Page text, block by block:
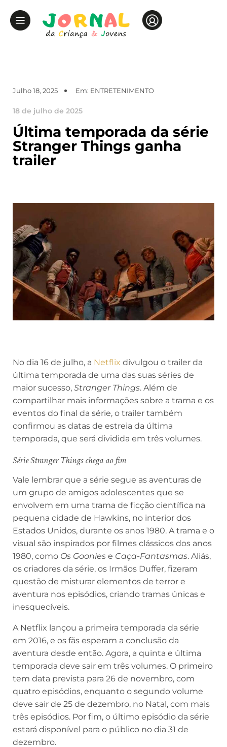
Julho 18, 2025 Em: ENTRETENIMENTO
18 de julho de 2025
Última temporada da série
Stranger Things ganha
trailer
No dia 16 de julho, a Netflix divulgou o trailer da
última temporada de uma das suas séries de
maior sucesso, Stranger Things. Além de
compartilhar mais informações sobre a trama e os
eventos do final da série, o trailer também
confirmou as datas de estreia da última
temporada, que será dividida em três volumes.
SérieStranger Thingschega ao fim
Vale lembrar que a série segue as aventuras de
um grupo de amigos adolescentes que se
envolvem em uma trama de ficção científica na
pequena cidade de Hawkins, no interior dos
Estados Unidos, durante os anos 1980. A trama e o
visual são inspirados por filmes clássicos dos anos
1980, como Os Goonies e Caça-Fantasmas. Aliás,
os criadores da série, os Irmãos Duffer, fizeram
questão de misturar elementos de terror e
aventura nos episódios, criando tramas únicas e
inesquecíveis.
A Netflix lançou a primeira temporada da série
em 2016, e os fãs esperam a conclusão da
aventura desde então. Agora, a quinta e última
temporada deve sair em três volumes. O primeiro
tem data prevista para 26 de novembro, com
quatro episódios, enquanto o segundo volume
deve sair de 25 de dezembro, no Natal, com mais
três episódios. Por fim, o último episódio da série
estará disponível para o público no dia 31 de
dezembro.